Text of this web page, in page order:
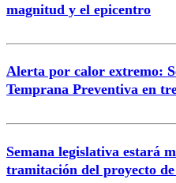
magnitud y el epicentro
Alerta por calor extremo:
Temprana Preventiva en
Semana legislativa estará
tramitación del proyecto